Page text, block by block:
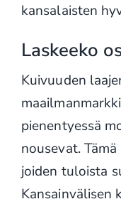
kansalaisten
Laskeeko
Kuivuuden
pienentyessä
nousevat.
joiden tuloista
Kansainvälisen